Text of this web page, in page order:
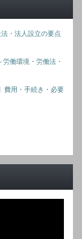
・法人設立の要点
働環境・労働法・
費用・手続き・必要